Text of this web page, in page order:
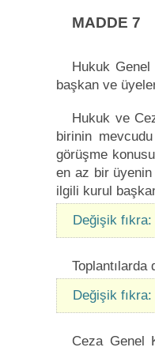
MADDE 7
Hukuk
başkan ve
Hukuk ve
birinin
görüşme
en az bir üyenin
ilgili kurul
Değişik
Toplantılarda
Değişik
Ceza Genel